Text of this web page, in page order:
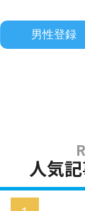
男性登録
人気